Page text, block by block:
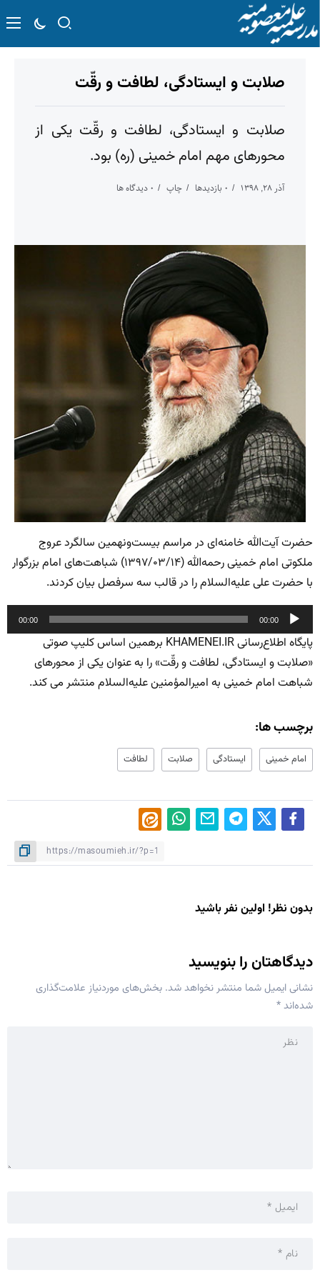
صلابت و ایستادگی، لطافت و رقّت
صلابت و ایستادگی، لطافت و رقّت یکی از
محورهای مهم امام خمینی (ره) بود.
آذر ۲۸, ۱۳۹۸ ۰ بازدیدها چاپ ۰ دیدگاه ها
حضرت آیت‌الله خامنه‌ای در مراسم بیست‌ونهمین سالگرد عروج
ملکوتی امام خمینی رحمه‌الله (۱۳۹۷/۰۳/۱۴) شباهت‌های امام بزرگوار
با حضرت علی علیه‌السلام را در قالب سه سرفصل بیان کردند.
پخش‌کننده
صوت
00:00
00:00
پایگاه اطلاع‌رسانی KHAMENEI.IR برهمین اساس کلیپ صوتی
«صلابت و ایستادگی، لطافت و رقّت» را به عنوان یکی از محورهای
شباهت امام خمینی به امیرالمؤمنین علیه‌السلام منتشر می کند.
برچسب ها:
امام خمینی ایستادگی صلابت لطافت
بدون نظر! اولین نفر باشید
دیدگاهتان را بنویسید
نشانی ایمیل شما منتشر نخواهد شد. بخش‌های موردنیاز علامت‌گذاری
شده‌اند*